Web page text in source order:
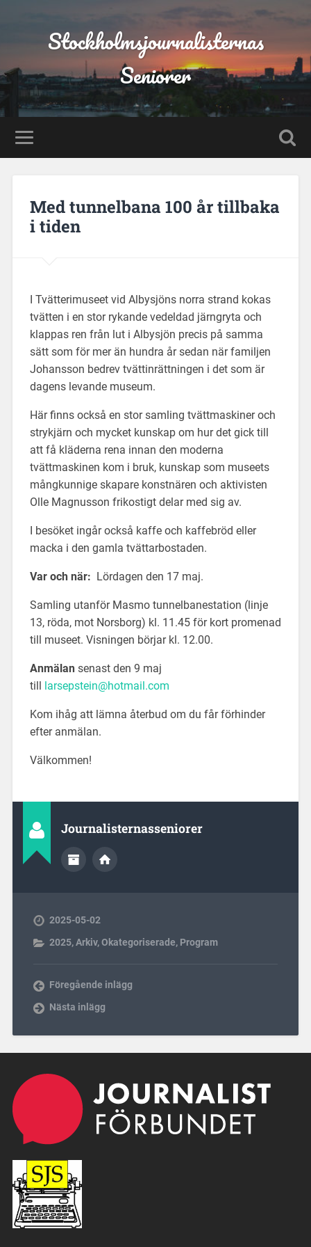
Stockholmsjournalisternas
Seniorer
Med tunnelbana 100 år tillbaka
i tiden
I Tvätterimuseet vid Albysjöns norra strand kokas
tvätten i en stor rykande vedeldad järngryta och
klappas ren från lut i Albysjön precis på samma
sätt som för mer än hundra år sedan när familjen
Johansson bedrev tvättinrättningen i det som är
dagens levande museum.
Här finns också en stor samling tvättmaskiner och
strykjärn och mycket kunskap om hur det gick till
att få kläderna rena innan den moderna
tvättmaskinen kom i bruk, kunskap som museets
mångkunnige skapare konstnären och aktivisten
Olle Magnusson frikostigt delar med sig av.
I besöket ingår också kaffe och kaffebröd eller
macka i den gamla tvättarbostaden.
Var och när: Lördagen den 17 maj.
Samling utanför Masmo tunnelbanestation (linje
13, röda, mot Norsborg) kl. 11.45 för kort promenad
till museet. Visningen börjar kl. 12.00.
Anmälansenast den 9 maj
till larsepstein@hotmail.com
Kom ihåg att lämna återbud om du får förhinder
efter anmälan.
Välkommen!
Journalisternasseniorer
2025-05-02
2025,Arkiv,Okategoriserade, Program
Föregående inlägg
Nästa inlägg